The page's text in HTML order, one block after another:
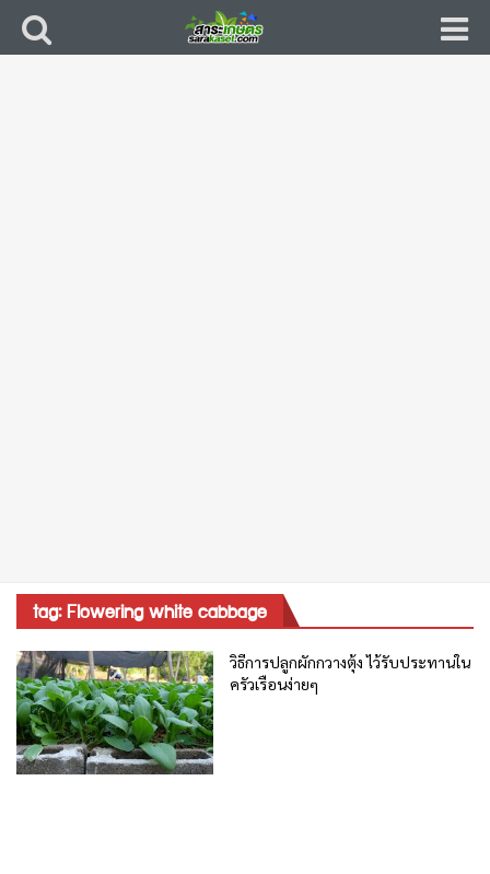
tag: Flowering white cabbage
วิธีการปลูกผักกวางตุ้ง ไว้รับประทานใน
ครัวเรือนง่ายๆ